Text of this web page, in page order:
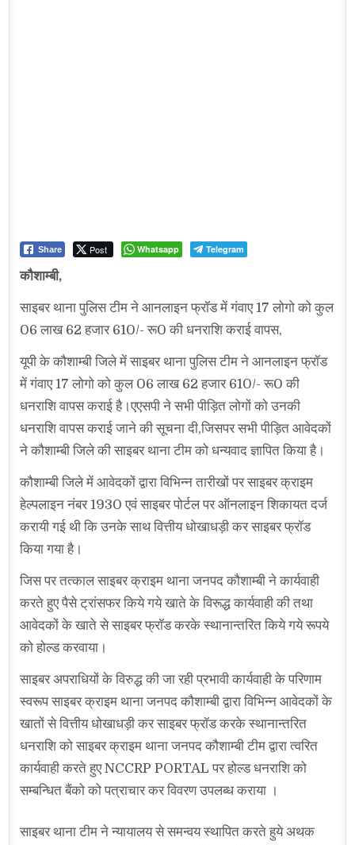
Share Post Whatsapp Telegram
कौशाम्बी,
साइबर थाना पुलिस टीम ने आनलाइन फ्रॉड में गंवाए 17 लोगो को कुल
06 लाख 62 हजार 610/- रू0 की धनराशि कराई वापस,
यूपी के कौशाम्बी जिले में साइबर थाना पुलिस टीम ने आनलाइन फ्रॉड
में गंवाए 17 लोगो को कुल 06 लाख 62 हजार 610/- रू0 की
धनराशि वापस कराई है।एएसपी ने सभी पीड़ित लोगों को उनकी
धनराशि वापस कराई जाने की सूचना दी,जिसपर सभी पीड़ित आवेदकों
ने कौशाम्बी जिले की साइबर थाना टीम को धन्यवाद ज्ञापित किया है।
कौशाम्बी जिले में आवेदकों द्वारा विभिन्न तारीखों पर साइबर क्राइम
हेल्पलाइन नंबर 1930 एवं साइबर पोर्टल पर ऑनलाइन शिकायत दर्ज
करायी गई थी कि उनके साथ वित्तीय धोखाधड़ी कर साइबर फ्रॉड
किया गया है।
जिस पर तत्काल साइबर क्राइम थाना जनपद कौशाम्बी ने कार्यवाही
करते हुए पैसे ट्रांसफर किये गये खाते के विरूद्ध कार्यवाही की तथा
आवेदकों के खाते से साइबर फ्रॉड करके स्थानान्तरित किये गये रूपये
को होल्ड करवाया।
साइबर अपराधियों के विरुद्ध की जा रही प्रभावी कार्यवाही के परिणाम
स्वरूप साइबर क्राइम थाना जनपद कौशाम्बी द्वारा विभिन्न आवेदकों के
खातों से वित्तीय धोखाधड़ी कर साइबर फ्रॉड करके स्थानान्तरित
धनराशि को साइबर क्राइम थाना जनपद कौशाम्बी टीम द्वारा त्वरित
कार्यवाही करते हुए NCCRP PORTAL पर होल्ड धनराशि को
सम्बन्धित बैंको को पत्राचार कर विवरण उपलब्ध कराया ।
साइबर थाना टीम ने न्यायालय से समन्वय स्थापित करते हुये अथक